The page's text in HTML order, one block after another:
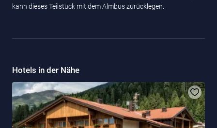
kann dieses Teilstück mit dem Almbus zurücklegen.
Hotels in der Nähe